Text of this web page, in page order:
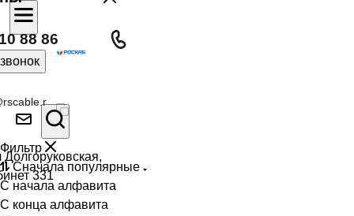
88 86
331
Фильтр
Сначала популярные
С начала алфавита
С конца алфавита